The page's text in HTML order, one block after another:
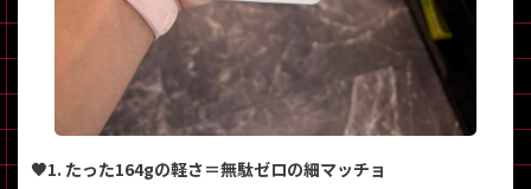
🖤1. たった164gの軽さ＝無駄ゼロの細マッチョ
各項目のチェックボックスは「or検索」となります。
ただし機能別のみ「and検索」となります。